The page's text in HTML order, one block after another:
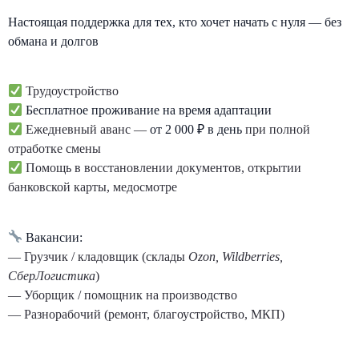
Настоящая поддержка для тех, кто хочет начать с нуля — без
обмана и долгов
Трудоустройство
Бесплатное проживание на время адаптации
Ежедневный аванс —от 2 000 ₽ в день при полной
отработке смены
Помощь в восстановлении документов, открытии
банковской карты, медосмотре
Вакансии:
— Грузчик / кладовщик (склады Ozon, Wildberries,
СберЛогистика)
— Уборщик / помощник на производство
— Разнорабочий (ремонт, благоустройство, МКП)